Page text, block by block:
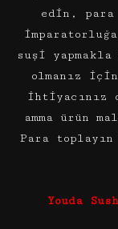
edin,
suşi
olmanız
ihtiyacınız
amma ürün
Para toplayın
Youda